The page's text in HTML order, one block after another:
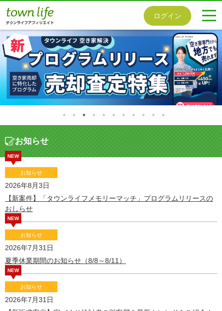
ログイン
お知らせ
NEW
お知らせ
2026年8月3日
【新案件】「タウンライフメモリーマッチ」プログラムリリースの
おしらせ
NEW
お知らせ
2026年7月31日
夏季休業期間のお知らせ（8/8～8/11）
NEW
お知らせ
2026年7月31日